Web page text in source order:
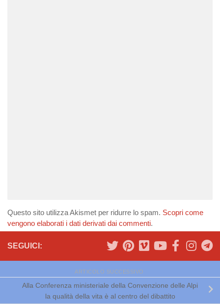
Questo sito utilizza Akismet per ridurre lo spam. Scopri come
vengono elaborati i dati derivati dai commenti.
SEGUICI:
ARTICOLO SUCCESSIVO
Alla Conferenza ministeriale della Convenzione delle Alpi
la qualità della vita è al centro del dibattito